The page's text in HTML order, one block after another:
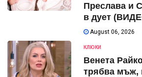
Преслава и
в дует
August 06, 2026
КЛЮКИ
Венета
трябва мъж,